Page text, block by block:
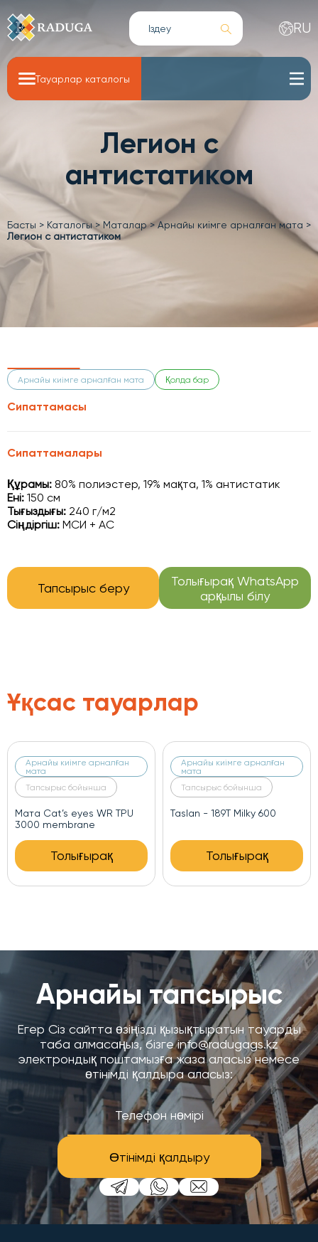
RU
Тауарлар каталогы
Легион с
антистатиком
Басты > Каталогы>Маталар>Арнайы киімге арналған мата >
Легион с антистатиком
Арнайы киімге арналған мата Қолда бар
Сипаттамасы
Сипаттамалары
Құрамы: 80% полиэстер, 19% мақта, 1% антистатик
Ені: 150 см
Тығыздығы: 240 г/м2
Сіңдіргіш: МСИ + АС
Тапсырыс беру
Толығырақ WhatsApp
арқылы білу
Ұқсас тауарлар
Арнайы киімге арналған
Тапсырыс бойынша
JORDAN - 100 Milky PU 600
Толығырақ
Арнайы киімге арналған
Тапсырыс бойынша
Дюспо 240
Толығырақ
Арнайы тапсырыс
Егер Сіз сайтта өзіңізді қызықтыратын тауарды
таба алмасаңыз, бізге info@radugags.kz
электрондық поштамызға жаза аласыз немесе
өтінімді қалдыра аласыз:
Өтінімді қалдыру